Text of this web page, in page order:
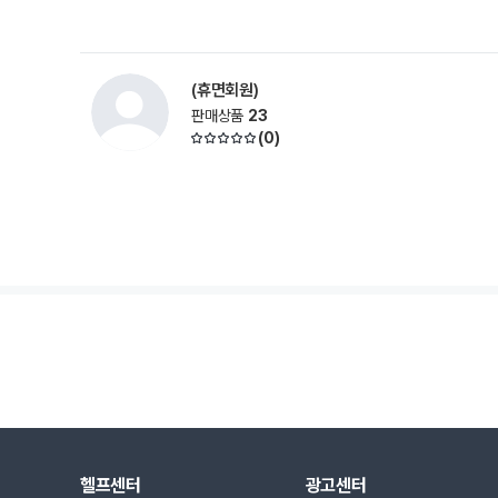
(휴면회원)
판매상품 23
(0)
헬프센터 광고센터